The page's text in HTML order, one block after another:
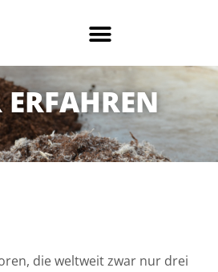
die weltweit zwar nur drei